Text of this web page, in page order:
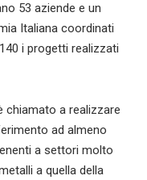
53 aziende e un
Italiana coordinati
i progetti realizzati
chiamato a realizzare
ad almeno
a settori molto
a quella della